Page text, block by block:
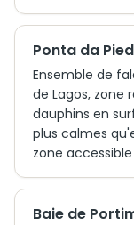
Ponta da
Ensemble de
de Lagos, zone
dauphins en
plus calmes
zone
Baie de